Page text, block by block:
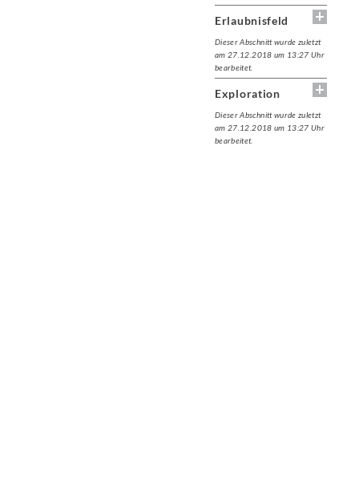
Erlaubnisfeld
Dieser Abschnitt wurde zuletzt
am 27.12.2018 um 13:27 Uhr
bearbeitet.
Exploration
Dieser Abschnitt wurde zuletzt
am 27.12.2018 um 13:27 Uhr
bearbeitet.